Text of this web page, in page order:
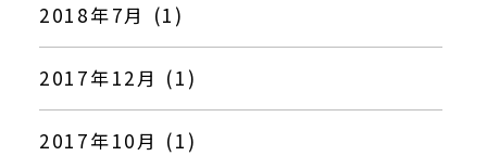
2018年7月 (1)
2017年12月 (1)
2017年10月 (1)